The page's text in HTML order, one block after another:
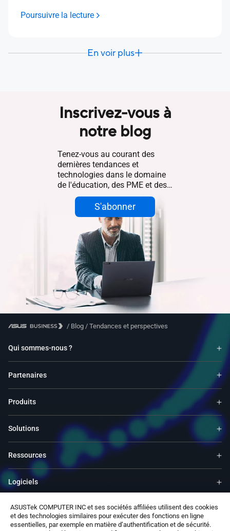
ASUSTek COMPUTER INC et ses sociétés affiliées utilisent des cookies
et des technologies similaires pour exécuter des fonctions en ligne
essentielles, par exemple en matière d’authentification et de sécurité.
Poursuivre la lecture
En voir plus
Inscrivez-vous à
notre blog
Tenez-vous au courant des
dernières tendances et
technologies dans le domaine
de l'éducation, des PME et des
entreprises.
S'abonner
/ Blog / Tendances et perspectives
Qui sommes-nous ?
Partenaires
Produits
Solutions
Ressources
Logiciels
Support